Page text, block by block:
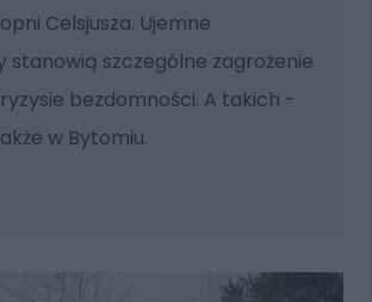
Celsjusza. Ujemne
szczególne zagrożenie
bezdomności. A takich -
w Bytomiu.